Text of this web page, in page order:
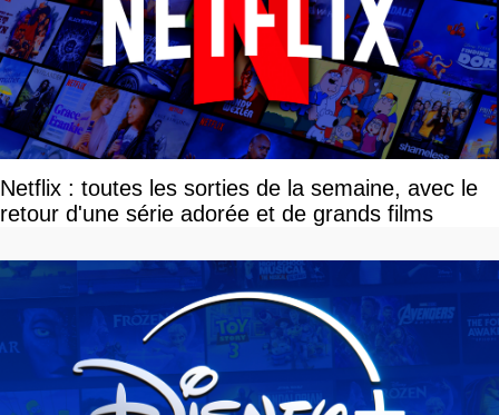
Netflix : toutes les sorties de la semaine, avec le
retour d'une série adorée et de grands films